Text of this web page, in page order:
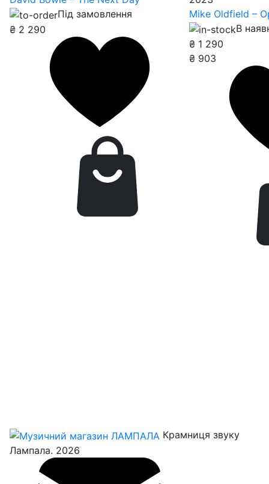
Під замовлення
₴ 2 290
Mike Oldfield –
В
₴ 1 290
₴ 903
Крамниця звуку
Лампала. 2026